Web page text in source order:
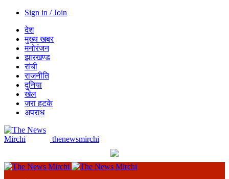
Sign in / Join
देश
मुख्य खबर
मनोरंजन
झारखण्ड
रांची
राजनीति
दुनिया
खेल
ज़रा हटके
अपराध
thenewsmirchi